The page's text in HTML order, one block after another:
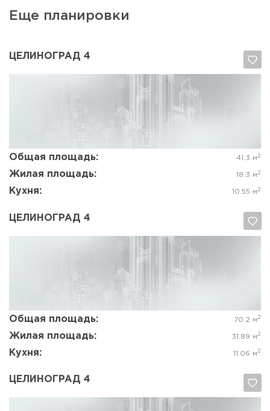
Еще планировки
ЦЕЛИНОГРАД 4
Общая площадь: 41.3 м 2
Жилая площадь: 18.3 м 2
Кухня: 10.55 м 2
ЦЕЛИНОГРАД 4
Общая площадь: 70.2 м 2
Жилая площадь: 31.89 м 2
Кухня: 11.06 м 2
ЦЕЛИНОГРАД 4